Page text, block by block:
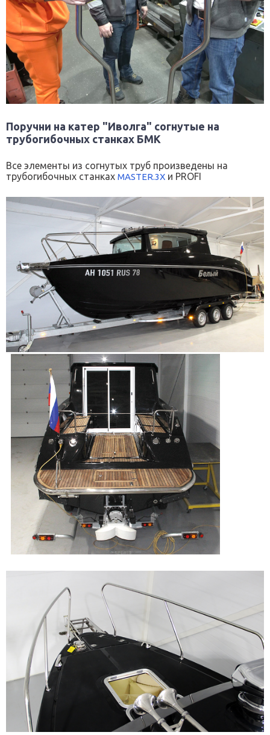
Поручни на катер "Иволга" согнутые на
трубогибочных станках БМК
Все элементы из согнутых труб произведены на
трубогибочных станках MASTER.3X и PROFI